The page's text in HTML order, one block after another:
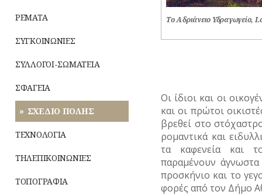
ΡΕΜΑΤΑ
ΣΥΓΚΟΙΝΩΝΙΕΣ
ΣΥΛΛΟΓΟΙ-ΣΩΜΑΤΕΙΑ
ΣΦΑΓΕΙΑ
ΣΧΕΔΙΟ ΠΟΛΗΣ
ΤΕΧΝΟΛΟΓΙΑ
ΤΗΛΕΠΙΚΟΙΝΩΝΙΕΣ
ΤΟΠΟΓΡΑΦΙΑ
Το Αδριάνειο Υδραγωγείο,
Οι ίδιοι και οι
και οι πρώτοι
βρεθεί στο
ρομαντικά και
τα καφενεία και
παραμένουν
προσκήνιο και το
φορές από τον Δήμο